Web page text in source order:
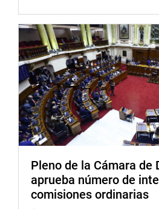
que, de lo allí tratado, él
pleno de la Comisión que preside.
Gonzales y el congresista Gílbert
preocupación de ese grupo
pública y el acceso de la
Violeta expresó que se había
de Salud, Patricia García
la política regulatoria de precios.
Informaron que este tipo de
Chile, y por ello es fácil de
mucho antes de conocerse las
Pleno de la Cámara de
aprueba número de
comisiones ordinarias